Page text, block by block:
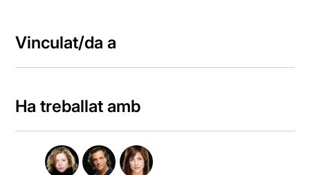
Vinculat/da a
Ha treballat amb